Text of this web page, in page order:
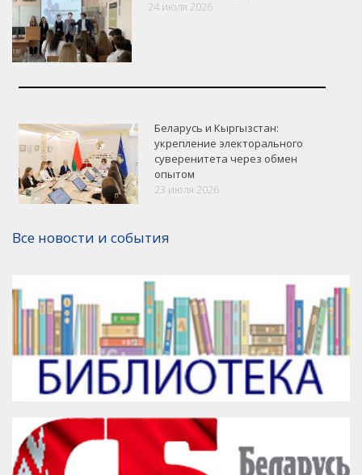
VK Google+ Facebook
24 июля 2026
Беларусь и Кыргызстан:
укрепление электорального
суверенитета через обмен
опытом
23 июля 2026
Все новости и события